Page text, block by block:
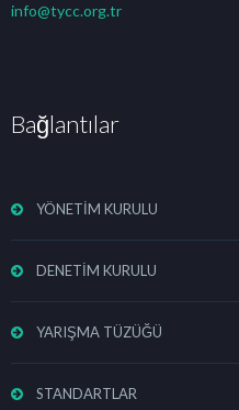
info@tycc.org.tr
Bağlantılar
YÖNETİM KURULU
DENETİM KURULU
YARIŞMA TÜZÜĞÜ
STANDARTLAR